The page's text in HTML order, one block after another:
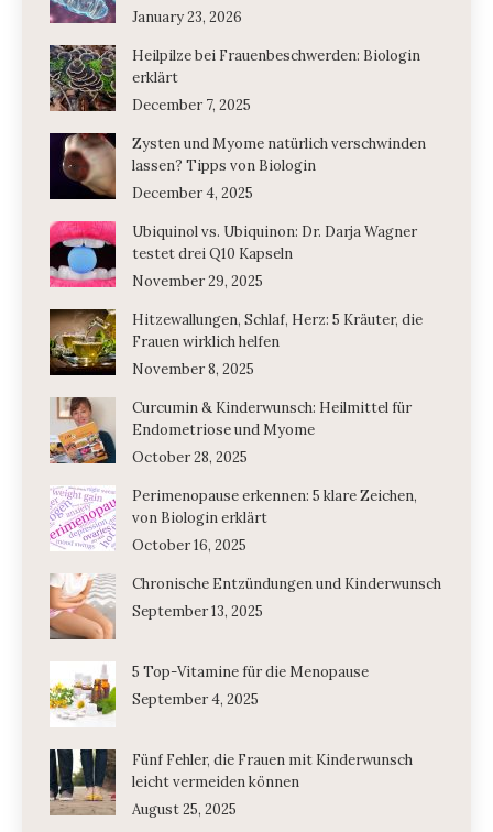
January 23, 2026
Heilpilze bei Frauenbeschwerden: Biologin
erklärt
December 7, 2025
Zysten und Myome natürlich verschwinden
lassen? Tipps von Biologin
December 4, 2025
Ubiquinol vs. Ubiquinon: Dr. Darja Wagner
testet drei Q10 Kapseln
November 29, 2025
Hitzewallungen, Schlaf, Herz: 5 Kräuter, die
Frauen wirklich helfen
November 8, 2025
Curcumin & Kinderwunsch: Heilmittel für
Endometriose und Myome
October 28, 2025
Perimenopause erkennen: 5 klare Zeichen,
von Biologin erklärt
October 16, 2025
Chronische Entzündungen und Kinderwunsch
September 13, 2025
5 Top-Vitamine für die Menopause
September 4, 2025
Fünf Fehler, die Frauen mit Kinderwunsch
leicht vermeiden können
August 25, 2025